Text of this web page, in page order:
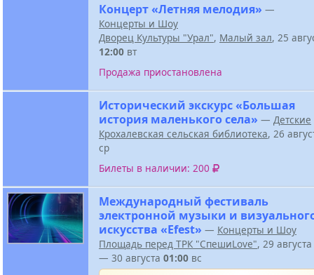
Концерт «Летняя мелодия» —
Концерты и Шоу
Дворец Культуры "Урал", Малый зал, 25
12:00 вт
Продажа приостановлена
Исторический экскурс «Большая
история маленького села» — Детские
Крохалевская сельская библиотека, 26
ср
Билеты в наличии: 200
Международный фестиваль
электронной музыки и
искусства «Efest» — Концерты и Шоу
Площадь перед ТРК "СпешиLove", 29
— 30 августа 01:00 вс